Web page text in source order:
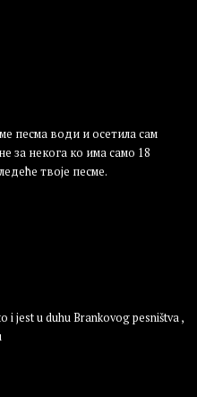
песма води и осетила сам
за некога ко има само 18
твоје песме.
i jest u duhu Brankovog pesništva ,